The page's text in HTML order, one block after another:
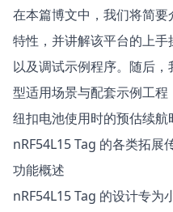
在本篇博文中，我们将简
特性，并讲解该平台的上
以及调试示例程序。随后
型适用场景与配套示例工
纽扣电池使用时的预估续
nRF54L15 Tag 的各类拓展
功能概述
nRF54L15 Tag 的设计专为